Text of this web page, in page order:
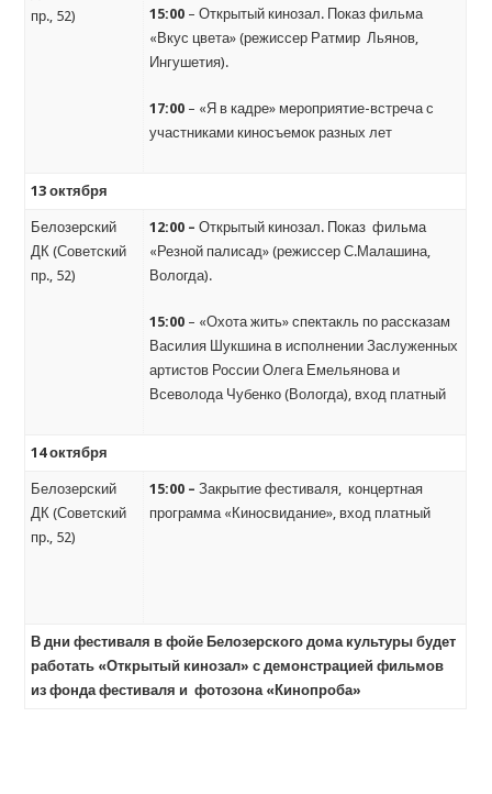
пр., 52)
15:00 – Открытый кинозал. Показ фильма
«Вкус цвета» (режиссер Ратмир Льянов,
Ингушетия).
17:00 – «Я в кадре» мероприятие-встреча с
участниками киносъемок разных лет
13 октября
Белозерский
ДК (Советский
пр., 52)
12:00 – Открытый кинозал. Показ фильма
«Резной палисад» (режиссер С.Малашина,
Вологда).
15:00 – «Охота жить» спектакль по рассказам
Василия Шукшина в исполнении Заслуженных
артистов России Олега Емельянова и
Всеволода Чубенко (Вологда), вход платный
14 октября
Белозерский
ДК (Советский
пр., 52)
15:00 –Закрытие фестиваля, концертная
программа «Киносвидание», вход платный
В дни фестиваля в фойе Белозерского дома культуры будет
работать «Открытый кинозал» с демонстрацией фильмов
из фонда фестиваля и фотозона «Кинопроба»